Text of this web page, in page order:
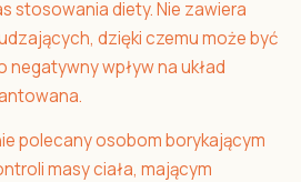
stosowania diety. Nie zawiera
dzięki czemu może być
wpływ na układ
polecany osobom borykającym
masy ciała, mającym